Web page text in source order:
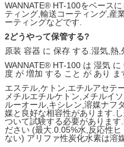
WANNATE® HT-100をベース
ティング,輸送コーティング,産
ーティングなどです.
2どうやって保管する?
原装 容器 に 保存 する.湿気,熱
WANNATE® HT-100 は 湿気
度 が 増加 する こと が あり ま
エステル,ケトン,エチルアセテ
メチルエチルケトン,メチルイ
ルーオール,キシレン,溶媒ナフ
媒と良好な相容性があります.
ついて試験する必要があります
ださい (最大.0.05%水,反応性
ない) アリファ性炭化水素は溶